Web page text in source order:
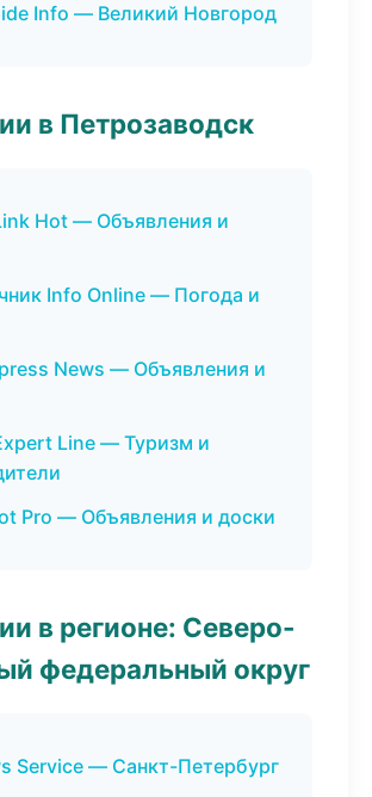
Info — Великий Новгород
в Петрозаводск
Hot — Объявления и
Info Online — Погода и
News — Объявления и
Line — Туризм и
Pro — Объявления и доски
в регионе: Северо-
федеральный округ
Service — Санкт-Петербург